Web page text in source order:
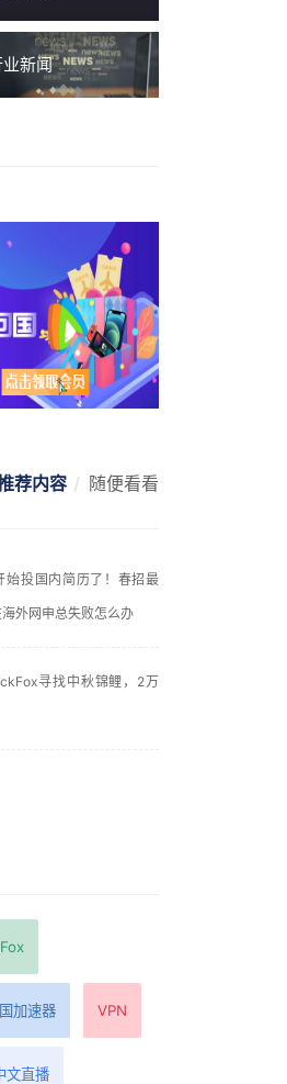
新闻
荐内容 随便看看
始投国内简历了！春招最
外网申总失败怎么办
寻找中秋锦鲤，2万
加速器 VPN
文直播